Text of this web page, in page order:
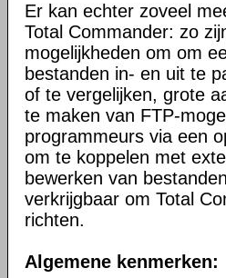
Er kan echter zoveel
Total Commander: zo
mogelijkheden om om
bestanden in- en uit te
of te vergelijken, grote
te maken van FTP-
programmeurs via een
om te koppelen met
bewerken van
verkrijgbaar om Total
richten.
Algemene kenmerken: